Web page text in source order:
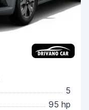
5
95 hp